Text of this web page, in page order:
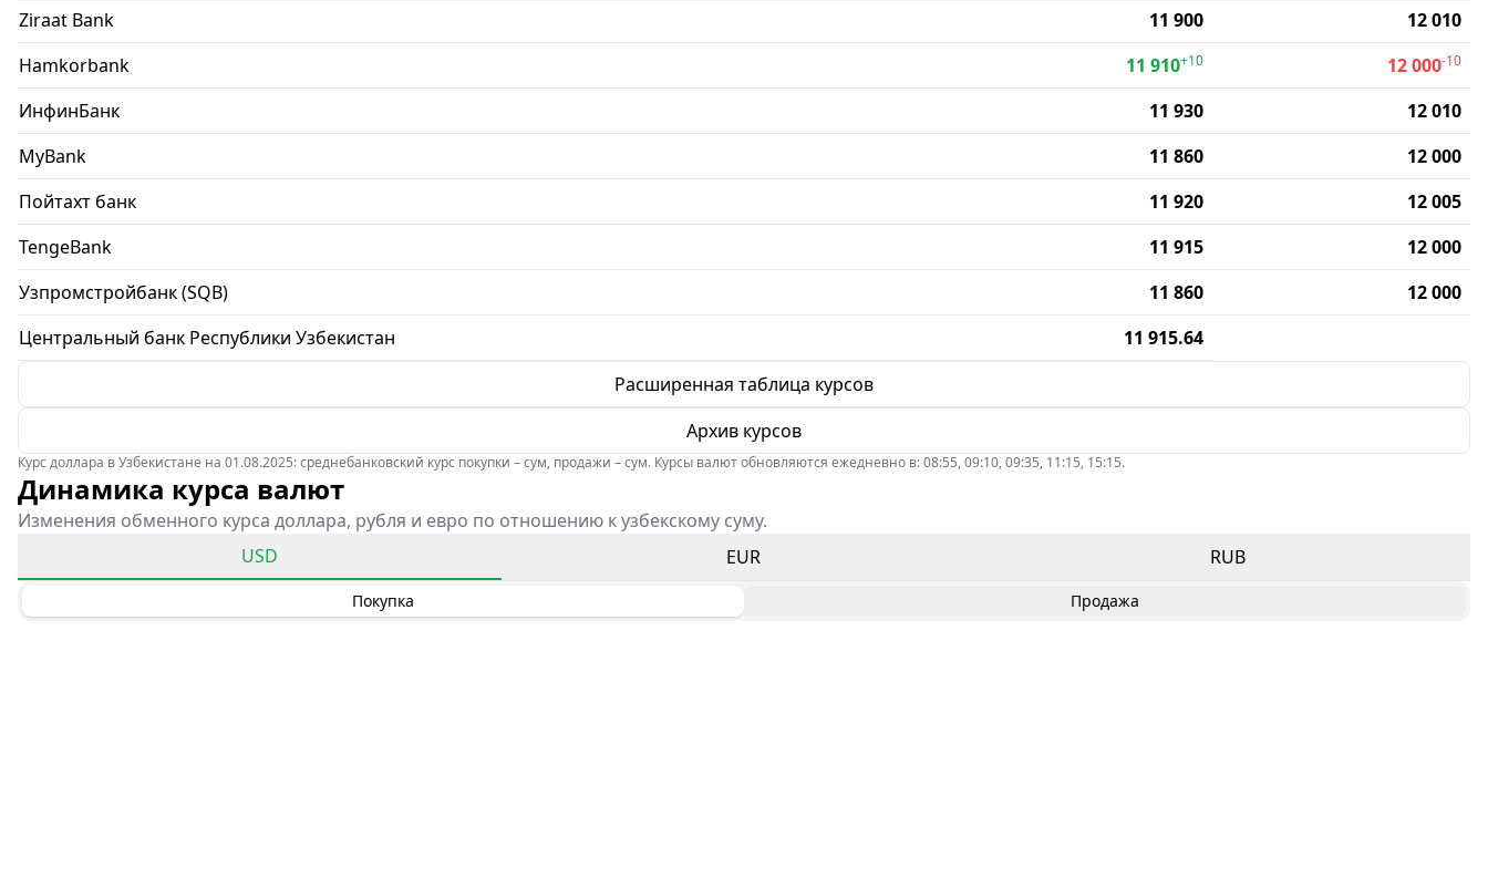
Ziraat Bank
11 900
12 010
Hamkorbank
11 910+10 12 000-10
ИнфинБанк 11 930
12 010
MyBank
11 860
12 000
Пойтахт банк
11 920
12 005
TengeBank
11 915
12 000
Узпромстройбанк (SQB)
11 860
12 000
Центральный банк Республики Узбекистан
11 915.64
Расширенная таблица курсов
Архив курсов
Курс доллара в Узбекистане на 01.08.2025: среднебанковский курс покупки – сум, продажи – сум. Курсы валют обновляются ежедневно в: 08:55, 09:10, 09:35, 11:15, 15:15.
Динамика курса валют
Изменения обменного курса доллара, рубля и евро по отношению к узбекскому суму.
USD
EUR RUB
Покупка Продажа